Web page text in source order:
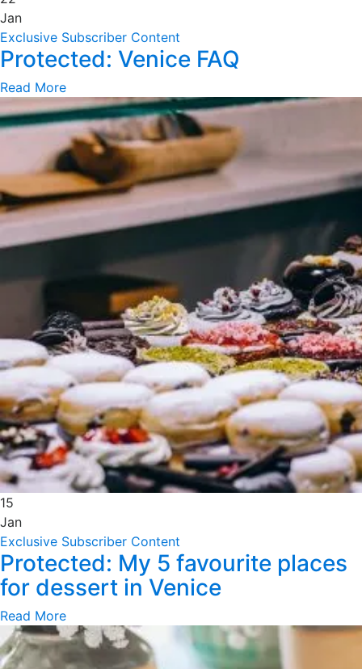
Jan
Exclusive Subscriber Content
Protected: Venice FAQ
Read More
15
Jan
Exclusive Subscriber Content
Protected: My 5 favourite places
for dessert in Venice
Read More